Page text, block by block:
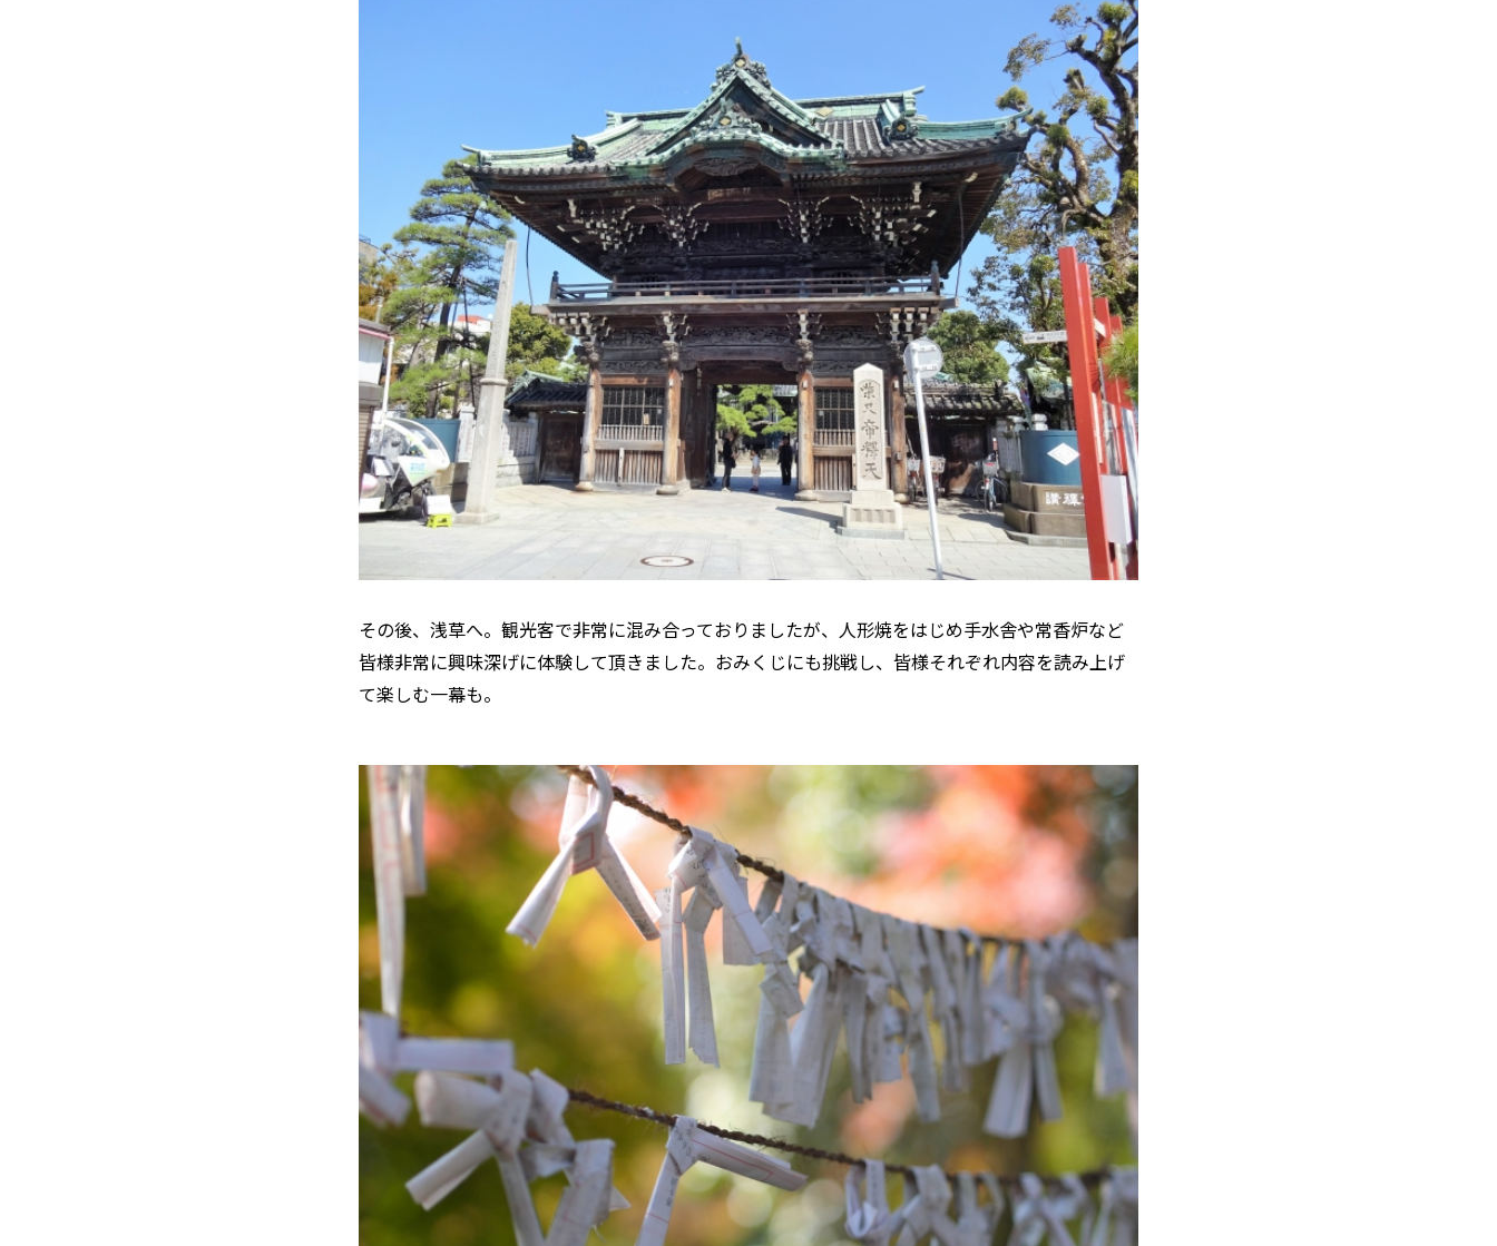
その後、浅草へ。観光客で非常に混み合っておりましたが、人形焼をはじめ手水舎や常香炉など
皆様非常に興味深げに体験して頂きました。おみくじにも挑戦し、皆様それぞれ内容を読み上げ
て楽しむ一幕も。